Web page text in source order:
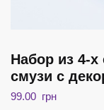
Набор из 4-х
смузи с
99.00 грн